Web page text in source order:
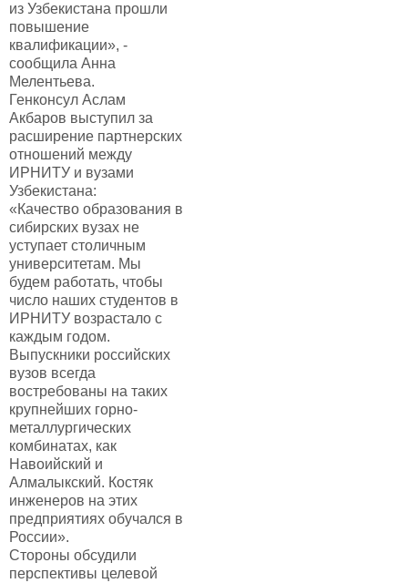
из Узбекистана прошли
повышение
квалификации», -
сообщила Анна
Мелентьева.
Генконсул Аслам
Акбаров выступил за
расширение партнерских
отношений между
ИРНИТУ и вузами
Узбекистана:
«Качество образования в
сибирских вузах не
уступает столичным
университетам. Мы
будем работать, чтобы
число наших студентов в
ИРНИТУ возрастало с
каждым годом.
Выпускники российских
вузов всегда
востребованы на таких
крупнейших горно-
металлургических
комбинатах, как
Навоийский и
Алмалыкский. Костяк
инженеров на этих
предприятиях обучался в
России».
Стороны обсудили
перспективы целевой